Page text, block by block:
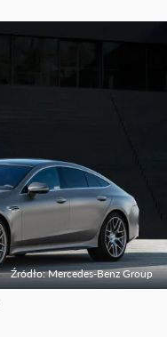
Źródło: Mercedes-Benz Group